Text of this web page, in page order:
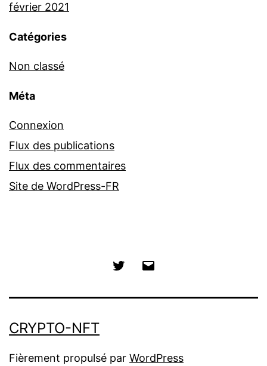
février 2021
Catégories
Non classé
Méta
Connexion
Flux des publications
Flux des commentaires
Site de WordPress-FR
Twitter
CRYPTO-NFT
Fièrement propulsé par WordPress